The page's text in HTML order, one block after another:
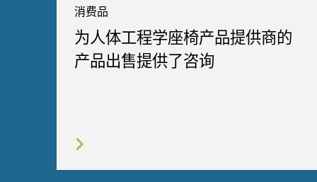
消费品
为人体工程学座椅产品提供商的
产品出售提供了咨询